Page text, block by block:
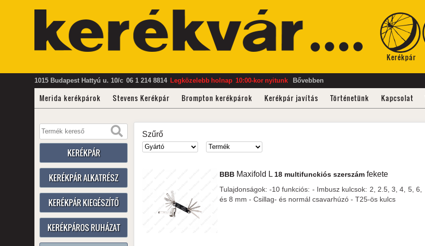
Kerékpár
1015 Budapest Hattyú u. 10/c 06 1 214 8814 Legközelebb holnap 10:00-kor nyitunk Bővebben
Merida kerékpárok Stevens Kerékpár Brompton kerékpárok Kerékpár javítás Történetünk Kapcsolat
KERÉKPÁR
KERÉKPÁR ALKATRÉSZ
KERÉKPÁR KIEGÉSZÍTŐ
KERÉKPÁROS RUHÁZAT
Szűrő
BBB Maxifold L 18 multifunckiós szerszám fekete
Tulajdonságok: -10 funkciós: - Imbusz kulcsok: 2, 2.5, 3, 4, 5, 6,
és 8 mm - Csillag- és normál csavarhúzó - T25-ös kulcs